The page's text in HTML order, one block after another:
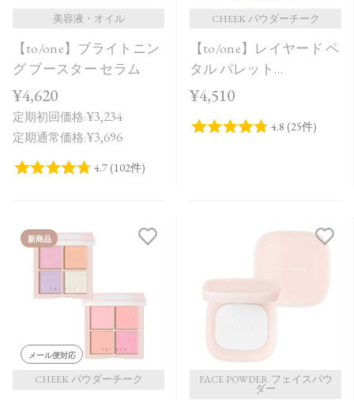
美容液・オイル
【to/one】ブライトニン
グ ブースター セラム
¥4,620
定期初回価格:¥3,234
定期通常価格:¥3,696
CHEEK パウダーチーク
【to/one】レイヤード ペ
タル パレット
［EX01,EX02］＜限定品
¥4,510
新商品
メール便対応
CHEEK パウダーチーク FACE POWDER フェイスパウ
ダー